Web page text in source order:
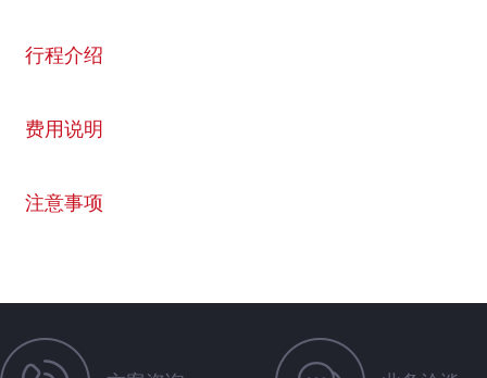
行程介绍
费用说明
注意事项